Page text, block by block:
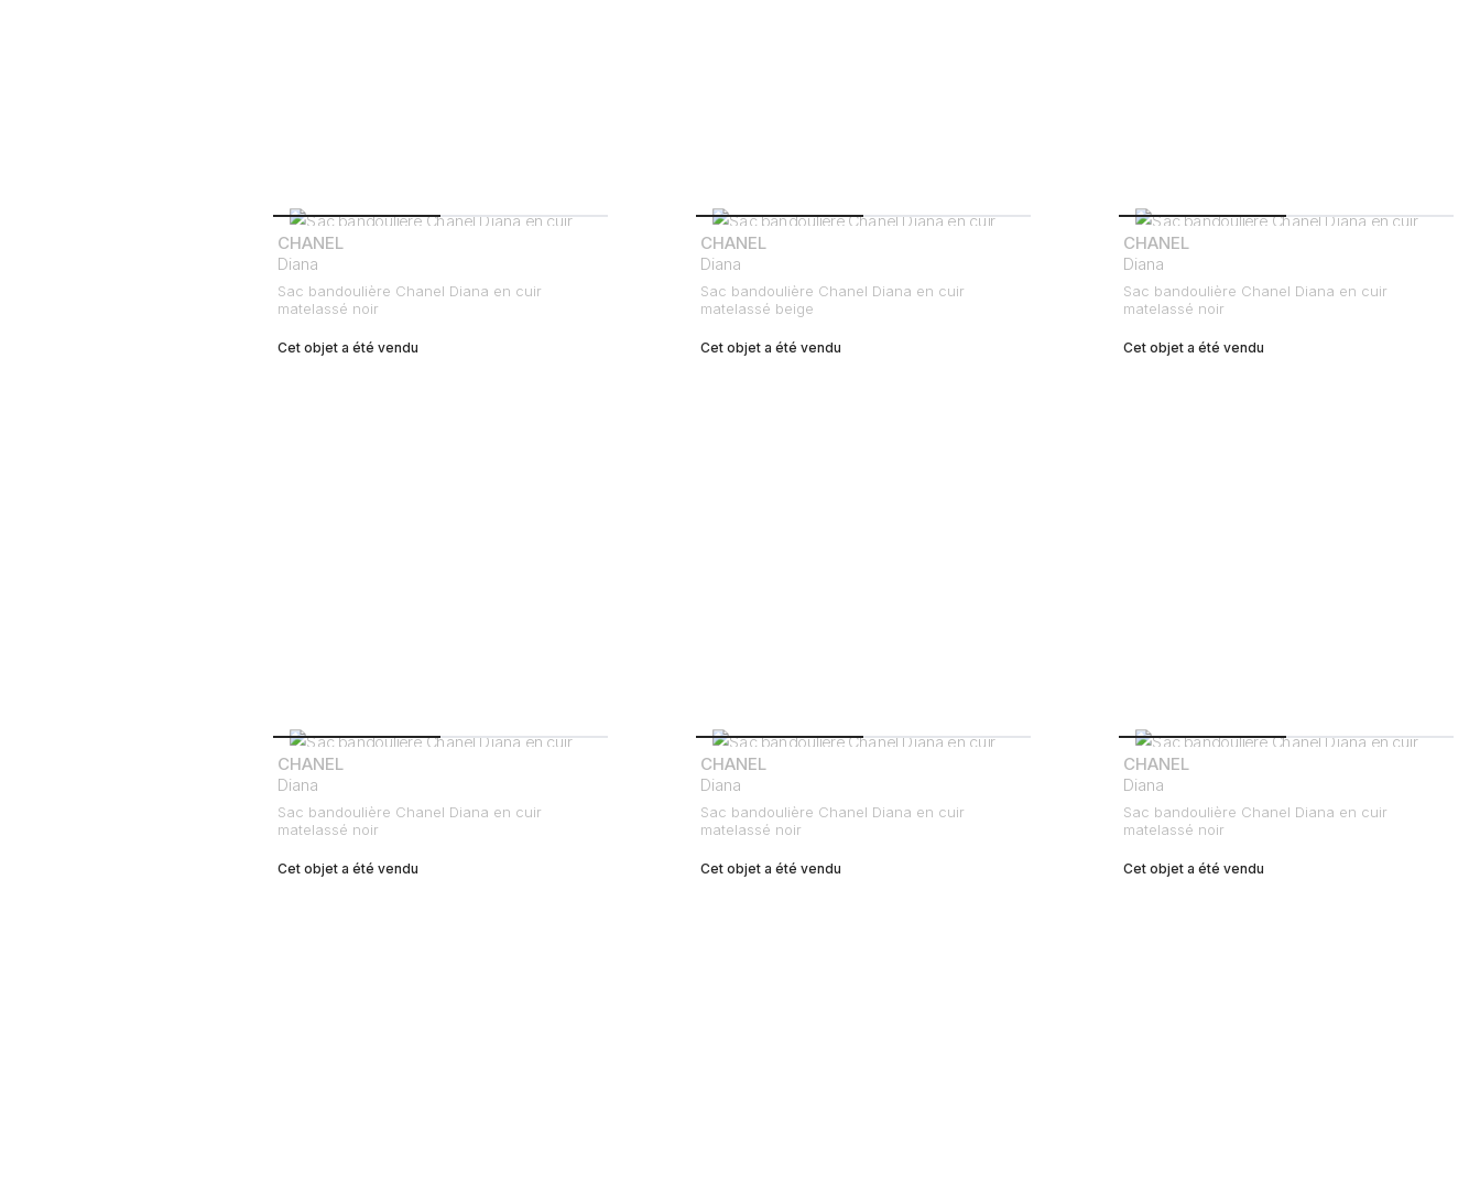
CHANEL
Diana
Sac bandoulière Chanel Diana en cuir
matelassé noir
Cet objet a été vendu
CHANEL
Diana
Sac bandoulière Chanel Diana en cuir
matelassé beige
Cet objet a été vendu
CHANEL
Diana
Sac bandoulière Chanel Diana en cuir
matelassé noir
Cet objet a été vendu
CHANEL
Diana
Sac bandoulière Chanel Diana en cuir
matelassé noir
Cet objet a été vendu
CHANEL
Diana
Sac bandoulière Chanel Diana en cuir
matelassé noir
Cet objet a été vendu
CHANEL
Diana
Sac bandoulière Chanel Diana en cuir
matelassé noir
Cet objet a été vendu